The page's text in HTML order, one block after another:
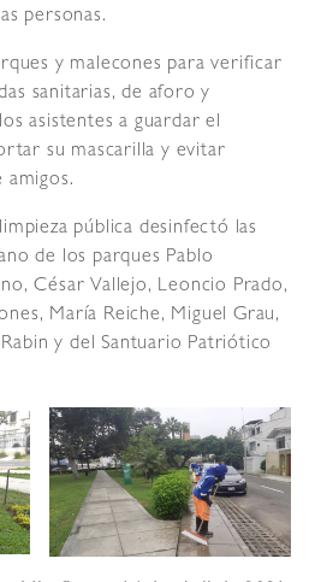
personas.
y malecones para verificar
sanitarias, de aforo y
asistentes a guardar el
su mascarilla y evitar
amigos.
pública desinfectó las
de los parques Pablo
César Vallejo, Leoncio Prado,
María Reiche, Miguel Grau,
y del Santuario Patriótico